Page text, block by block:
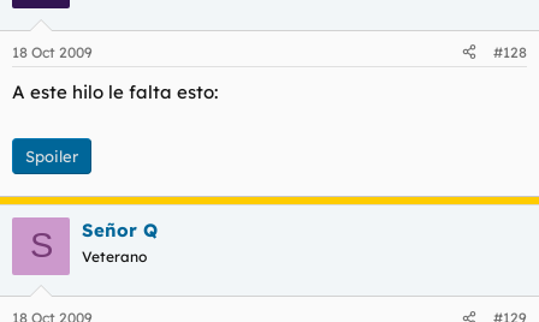
18 Oct 2009 #128
A este hilo le falta esto:
Spoiler
S Señor Q
Veterano
18 Oct 2009 #129